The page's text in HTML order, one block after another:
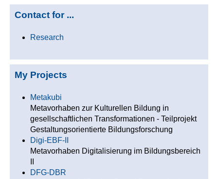
Contact for ...
Research
My Projects
Metakubi
Metavorhaben zur Kulturellen Bildung in
gesellschaftlichen Transformationen - Teilprojekt
Gestaltungsorientierte Bildungsforschung
Digi-EBF-II
Metavorhaben Digitalisierung im Bildungsbereich
DFG-DBR